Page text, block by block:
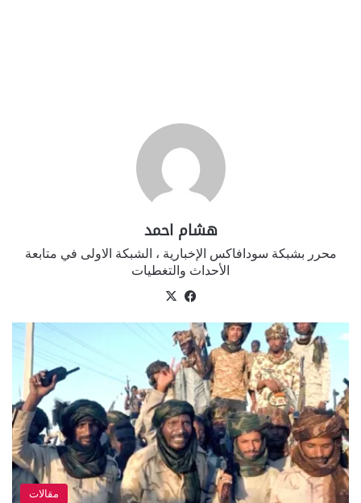
هشام احمد
محرر بشبكة سودافاكس الإخبارية ، الشبكة الاولى في متابعة
الأحداث والتغطيات
في
وك
مقالات